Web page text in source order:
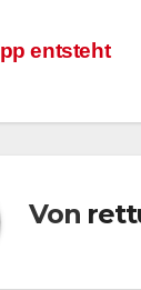
entsteht
Von